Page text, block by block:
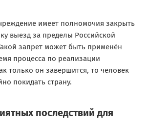
имеет полномочия закрыть
выезд за пределы Российской
запрет может быть применён
процесса по реализации
только он завершится, то человек
покидать страну.
последствий для